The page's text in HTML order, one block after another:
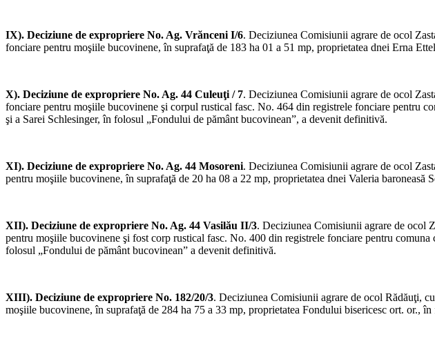
IX). Deciziune de expropriere No. Ag. Vrănceni I/6. Deciziunea Comisiunii agrare de ocol
fonciare pentru moşiile bucovinene, în suprafaţă de 183 ha 01 a 51 mp, proprietatea dnei Erna
X). Deciziune de expropriere No. Ag. 44 Culeuţi / 7. Deciziunea Comisiunii agrare de ocol
fonciare pentru moşiile bucovinene şi corpul rustical fasc. No. 464 din re­gistrele fonciare pentru
şi a Sarei Schlesinger, în folosul „Fondului de pământ bucovinean”, a devenit definitivă.
XI). Deciziune de expropriere No. Ag. 44 Mosoreni. Deciziunea Comisiunii agrare de ocol
pentru moşiile bucovinene, în suprafaţă de 20 ha 08 a 22 mp, proprietatea dnei Valeria
XII). Deciziune de expropriere No. Ag. 44 Vasilău II/3. Deciziunea Comisiunii agrare de ocol
pentru moşiile bucovinene şi fost corp rustical fasc. No. 400 din registrele fonciare pentru comuna
folosul „Fondului de pământ bucovinean” a devenit definitivă.
XIII). Deciziune de expropriere No. 182/20/3. Deciziunea Comisiunii agrare de ocol Ră­dăuţi,
moşiile bucovinene, în suprafaţă de 284 ha 75 a 33 mp, proprietatea Fondului bisericesc ort. or.,